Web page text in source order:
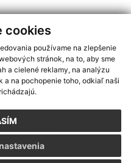
cookies
používame na zlepšenie
stránok, na to, aby sme
a cielené reklamy, na analýzu
na pochopenie toho, odkiaľ naši
informácií s využitím RSS
2,Mapa stránok,web portál
domény,registrácia domény
07.08.2026
o prístupnosti